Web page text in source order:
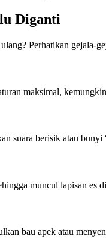
Diganti
Perhatikan gejala-
maksimal,
suara berisik atau bunyi
muncul lapisan es
bau apek atau